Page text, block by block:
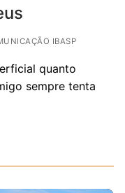
IBASP
quanto
sempre tenta